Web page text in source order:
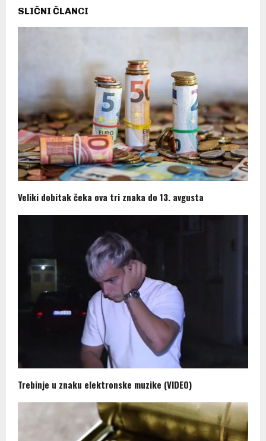
SLIČNI ČLANCI
Veliki dobitak čeka ova tri znaka do 13. avgusta
Trebinje u znaku elektronske muzike (VIDEO)